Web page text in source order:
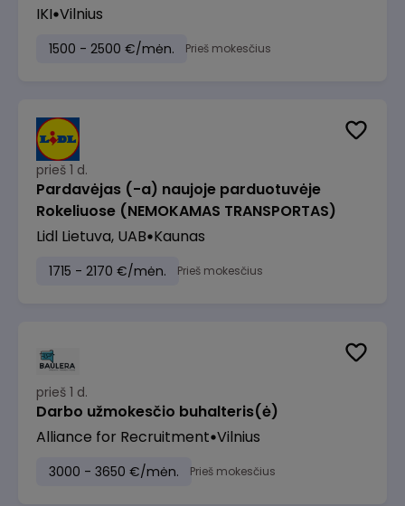
IKI Vilnius
1500 - 2500 €/mėn. Prieš mokesčius
prieš 1 d.
Pardavėjas (-a) naujoje parduotuvėje
Rokeliuose (NEMOKAMAS TRANSPORTAS)
Lidl Lietuva, UAB Kaunas
1715 - 2170 €/mėn. Prieš mokesčius
prieš 1 d.
Darbo užmokesčio buhalteris(ė)
Alliance for Recruitment Vilnius
3000 - 3650 €/mėn. Prieš mokesčius